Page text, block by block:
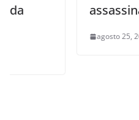
assassinado a
agosto 25, 2025 0